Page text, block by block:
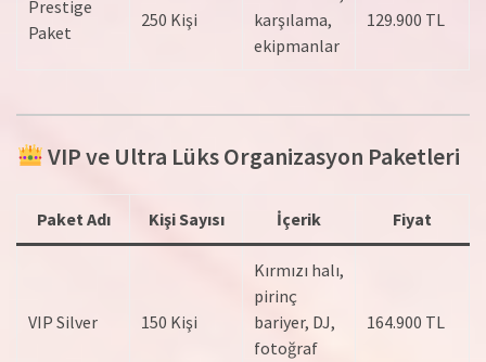
Prestige
Paket
250 Kişi
karşılama,
ekipmanlar
129.900 TL
VIP ve Ultra Lüks Organizasyon Paketleri
Paket Adı Kişi Sayısı İçerik Fiyat
VIP Silver 150 Kişi
Kırmızı halı,
pirinç
bariyer, DJ,
fotoğraf
164.900 TL